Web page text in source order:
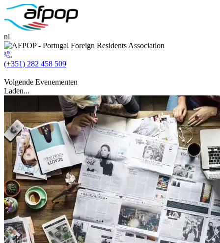
nl
(+351) 282 458 509
Volgende Evenementen
Laden...